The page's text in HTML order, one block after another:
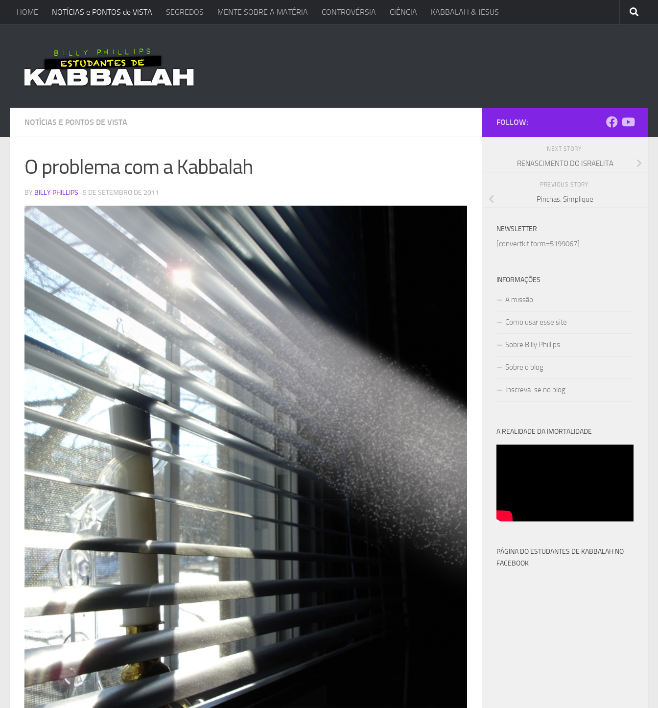
Skip to content
HOME NOTÍCIAS e PONTOS de VISTA SEGREDOS MENTE SOBRE A MATÉRIA CONTROVÉRSIA CIÊNCIA KABBALAH & JESUS
NOTÍCIAS E PONTOS DE VISTA
O problema com a Kabbalah
BY BILLY PHILLIPS · 5 DE SETEMBRO DE 2011
FOLLOW:
NEXT STORY
RENASCIMENTO DO ISRAELITA
PREVIOUS STORY
Pinchas: Simplique
NEWSLETTER
[convertkit form=5199067]
INFORMAÇÕES
A missão
Como usar esse site
Sobre Billy Phillips
Sobre o blog
Inscreva-se no blog
A REALIDADE DA IMORTALIDADE
PÁGINA DO ESTUDANTES DE KABBALAH NO
FACEBOOK